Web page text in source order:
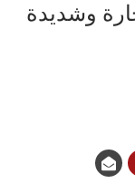
حارة وشديدة